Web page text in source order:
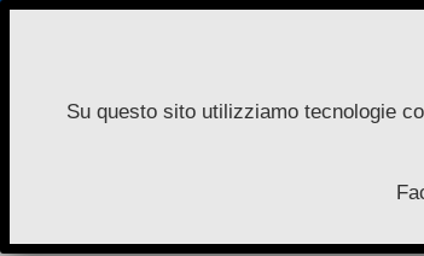
Skip
Su questo sito utilizziamo tecnologie